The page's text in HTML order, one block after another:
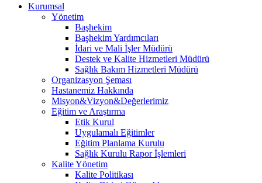
Kurumsal
Yönetim
Başhekim
Başhekim Yardımcıları
İdari ve Mali İşler Müdürü
Destek ve Kalite Hizmetleri Müdürü
Sağlık Bakım Hizmetleri Müdürü
Organizasyon Şeması
Hastanemiz Hakkında
Misyon&Vizyon&Değerlerimiz
Eğitim ve Araştırma
Etik Kurul
Uygulamalı Eğitimler
Eğitim Planlama Kurulu
Sağlık Kurulu Rapor İşlemleri
Kalite Yönetim
Kalite Politikası